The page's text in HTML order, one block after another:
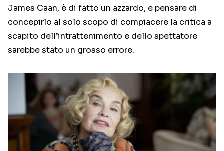
James Caan, è di fatto un azzardo, e pensare di
concepirlo al solo scopo di compiacere la critica a
scapito dell’intrattenimento e dello spettatore
sarebbe stato un grosso errore.